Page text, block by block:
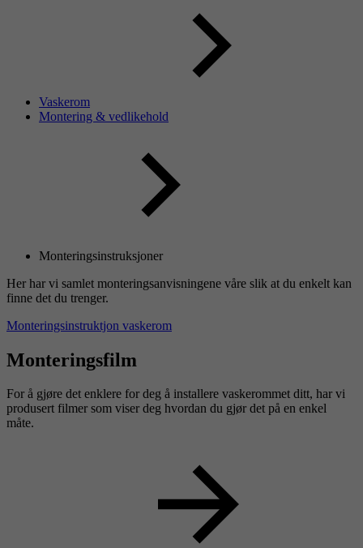
Vaskerom
Montering & vedlikehold
Monteringsinstruksjoner
Her har vi samlet monteringsanvisningene våre slik at du enkelt kan
finne det du trenger.
Monteringsinstruktjon vaskerom
Monteringsfilm
For å gjøre det enklere for deg å installere vaskerommet ditt, har vi
produsert filmer som viser deg hvordan du gjør det på en enkel
måte.